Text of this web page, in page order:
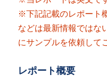
※下記記載のレポート
などは最新情報ではな
にサンプルを依頼して
レポート概要